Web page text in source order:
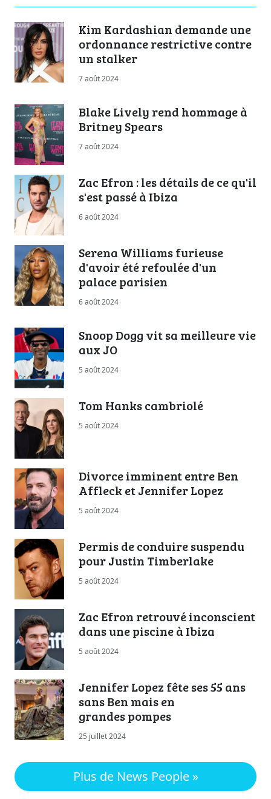
Kim Kardashian demande une
ordonnance restrictive contre
un stalker
7 août 2024
Blake Lively rend hommage à
Britney Spears
7 août 2024
Zac Efron : les détails de ce qu'il
s'est passé à Ibiza
6 août 2024
Serena Williams furieuse
d'avoir été refoulée d'un
palace parisien
6 août 2024
Snoop Dogg vit sa meilleure vie
aux JO
5 août 2024
Tom Hanks cambriolé
5 août 2024
Divorce imminent entre Ben
Affleck et Jennifer Lopez
5 août 2024
Permis de conduire suspendu
pour Justin Timberlake
5 août 2024
Zac Efron retrouvé inconscient
dans une piscine à Ibiza
5 août 2024
Jennifer Lopez fête ses 55 ans
sans Ben mais en
grandes pompes
25 juillet 2024
Plus de News People »